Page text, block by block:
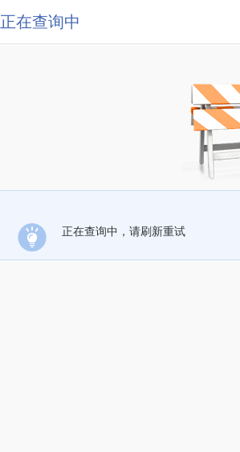
正在查询中
正在查询中，请刷新重试